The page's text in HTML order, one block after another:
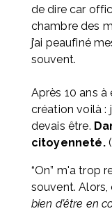
de dire car
chambre des
j’ai peaufiné
souvent.
Après 10 ans
création voilà :
devais être.
citoyenneté.
“On” m'a trop
souvent. Alors,
bien d’être en